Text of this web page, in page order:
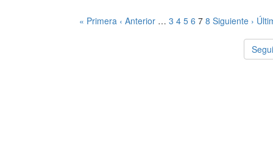
« Primera ‹ Anterior … 3 4 5 6 7 8 Siguiente ›